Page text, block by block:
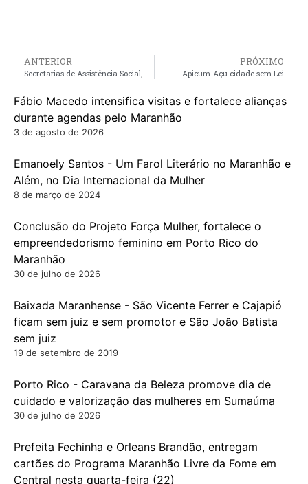
ANTERIOR PRÓXIMO
Apicum-Açu cidade sem Lei
Fábio Macedo intensifica visitas e fortalece alianças
durante agendas pelo Maranhão
3 de agosto de 2026
Emanoely Santos - Um Farol Literário no Maranhão e
Além, no Dia Internacional da Mulher
8 de março de 2024
Conclusão do Projeto Força Mulher, fortalece o
empreendedorismo feminino em Porto Rico do
Maranhão
30 de julho de 2026
Baixada Maranhense - São Vicente Ferrer e Cajapió
ficam sem juiz e sem promotor e São João Batista
sem juiz
19 de setembro de 2019
Porto Rico - Caravana da Beleza promove dia de
cuidado e valorização das mulheres em Sumaúma
30 de julho de 2026
Prefeita Fechinha e Orleans Brandão, entregam
cartões do Programa Maranhão Livre da Fome em
Central nesta quarta-feira (22)